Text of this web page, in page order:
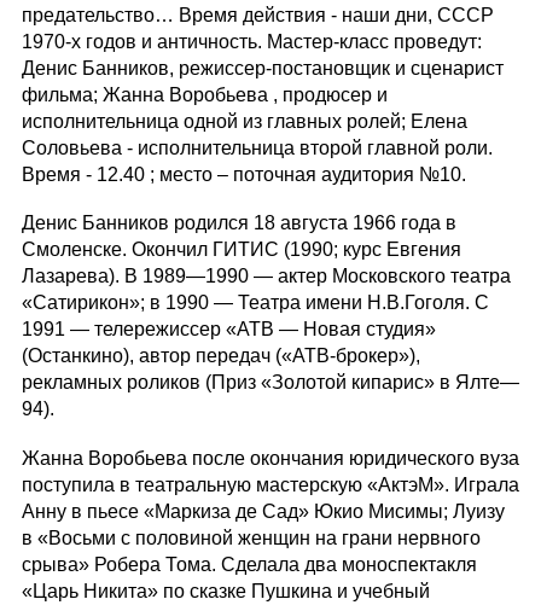
предательство… Время действия - наши дни, СССР
1970-х годов и античность. Мастер-класс проведут:
Денис Банников, режиссер-постановщик и сценарист
фильма; Жанна Воробьева , продюсер и
исполнительница одной из главных ролей; Елена
Соловьева - исполнительница второй главной роли.
Время - 12.40 ; место – поточная аудитория №10.
Денис Банников родился 18 августа 1966 года в
Смоленске. Окончил ГИТИС (1990; курс Евгения
Лазарева). В 1989—1990 — актер Московского театра
«Сатирикон»; в 1990 — Театра имени Н.В.Гоголя. С
1991 — телережиссер «АТВ — Новая студия»
(Останкино), автор передач («АТВ-брокер»),
рекламных роликов (Приз «Золотой кипарис» в Ялте—
94).
Жанна Воробьева после окончания юридического вуза
поступила в театральную мастерскую «АктэМ». Играла
Анну в пьесе «Маркиза де Сад» Юкио Мисимы; Луизу
в «Восьми с половиной женщин на грани нервного
срыва» Робера Тома. Сделала два моноспектакля
«Царь Никита» по сказке Пушкина и учебный